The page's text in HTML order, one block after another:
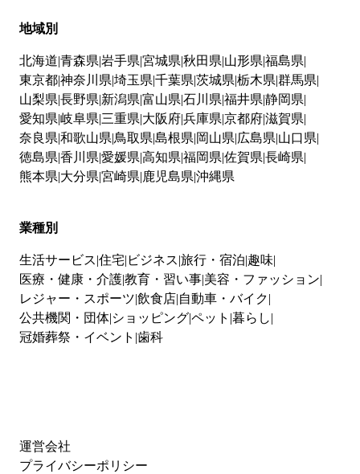
地域別
北海道 青森県 岩手県 宮城県 秋田県 山形県 福島県
東京都神奈川県 埼玉県 千葉県 茨城県 栃木県 群馬県
山梨県 長野県 新潟県 富山県 石川県 福井県 静岡県
愛知県 岐阜県 三重県 大阪府兵庫県 京都府滋賀県
奈良県 和歌山県 鳥取県 島根県 岡山県 広島県 山口県
徳島県 香川県 愛媛県 高知県 福岡県 佐賀県 長崎県
熊本県 大分県 宮崎県 鹿児島県 沖縄県
業種別
生活サービス 住宅 ビジネス 旅行・宿泊 趣味
医療・健康・介護教育・習い事 美容・ファッション
レジャー・スポーツ 飲食店 自動車・バイク
公共機関・団体 ショッピングペット 暮らし
冠婚葬祭・イベント 歯科
運営会社
プライバシーポリシー